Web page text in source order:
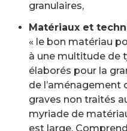
granulaires,
Matériaux et
« le bon matériau
à une multitude de
élaborés pour la
de l’aménagement
graves non traités
myriade de
est large.